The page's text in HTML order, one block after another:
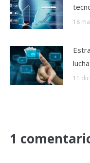
18
11
1